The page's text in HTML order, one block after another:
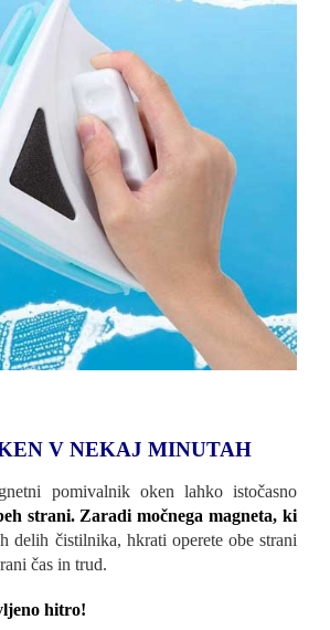
V NEKAJ MINUTAH
pomivalnik oken lahko istočasno
strani. Zaradi močnega magneta, ki
delih čistilnika, hkrati operete obe strani
čas in trud.
hitro!